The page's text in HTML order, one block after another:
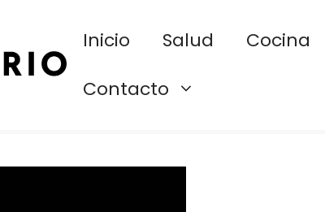
Inicio Salud Cocina
Contacto